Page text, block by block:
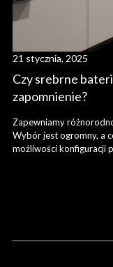
21 stycznia, 2025
Czy srebrne
zapomnienie?
Zapewniamy
Wybór jest ogromny, a
możliwości konfiguracji